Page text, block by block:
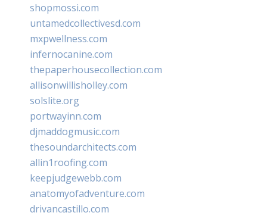
shopmossi.com
untamedcollectivesd.com
mxpwellness.com
infernocanine.com
thepaperhousecollection.com
allisonwillisholley.com
solslite.org
portwayinn.com
djmaddogmusic.com
thesoundarchitects.com
allin1roofing.com
keepjudgewebb.com
anatomyofadventure.com
drivancastillo.com